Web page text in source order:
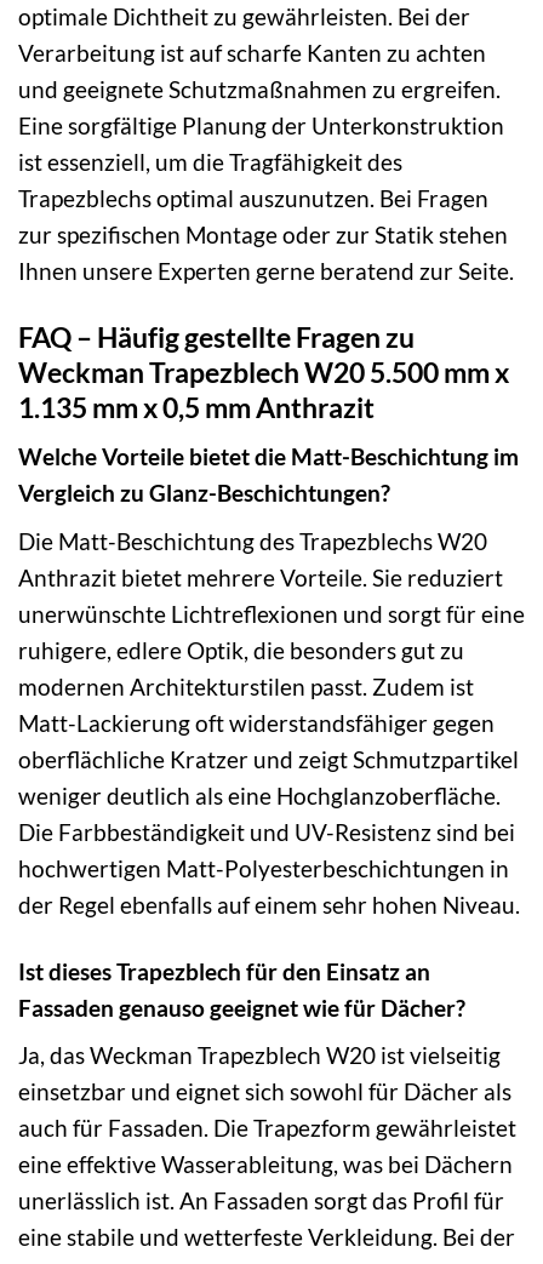
optimale Dichtheit zu gewährleisten. Bei der
Verarbeitung ist auf scharfe Kanten zu achten
und geeignete Schutzmaßnahmen zu ergreifen.
Eine sorgfältige Planung der Unterkonstruktion
ist essenziell, um die Tragfähigkeit des
Trapezblechs optimal auszunutzen. Bei Fragen
zur spezifischen Montage oder zur Statik stehen
Ihnen unsere Experten gerne beratend zur Seite.
FAQ – Häufig gestellte Fragen zu
Weckman Trapezblech W20 5.500 mm x
1.135 mm x 0,5 mm Anthrazit
Welche Vorteile bietet die Matt-Beschichtung im
Vergleich zu Glanz-Beschichtungen?
Die Matt-Beschichtung des Trapezblechs W20
Anthrazit bietet mehrere Vorteile. Sie reduziert
unerwünschte Lichtreflexionen und sorgt für eine
ruhigere, edlere Optik, die besonders gut zu
modernen Architekturstilen passt. Zudem ist
Matt-Lackierung oft widerstandsfähiger gegen
oberflächliche Kratzer und zeigt Schmutzpartikel
weniger deutlich als eine Hochglanzoberfläche.
Die Farbbeständigkeit und UV-Resistenz sind bei
hochwertigen Matt-Polyesterbeschichtungen in
der Regel ebenfalls auf einem sehr hohen Niveau.
Ist dieses Trapezblech für den Einsatz an
Fassaden genauso geeignet wie für Dächer?
Ja, das Weckman Trapezblech W20 ist vielseitig
einsetzbar und eignet sich sowohl für Dächer als
auch für Fassaden. Die Trapezform gewährleistet
eine effektive Wasserableitung, was bei Dächern
unerlässlich ist. An Fassaden sorgt das Profil für
eine stabile und wetterfeste Verkleidung. Bei der